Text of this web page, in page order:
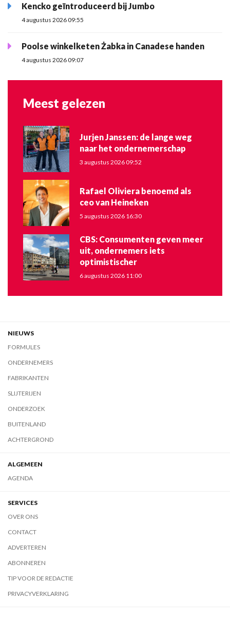
Kencko geïntroduceerd bij Jumbo
4 augustus 2026 09:55
Poolse winkelketen Żabka in Canadese handen
4 augustus 2026 09:07
Meest gelezen
Jurjen Janssen: de lange weg
naar het ondernemerschap
3 augustus 2026 09:52
Rafael Oliviera benoemd als
ceo van Heineken
5 augustus 2026 16:30
CBS: Consumenten geven meer
uit, ondernemers iets
optimistischer
6 augustus 2026 11:00
NIEUWS
FORMULES
ONDERNEMERS
FABRIKANTEN
SLIJTERIJEN
ONDERZOEK
BUITENLAND
ACHTERGROND
ALGEMEEN
AGENDA
SERVICES
OVER ONS
CONTACT
ADVERTEREN
ABONNEREN
TIP VOOR DE REDACTIE
PRIVACYVERKLARING